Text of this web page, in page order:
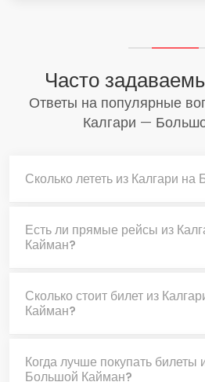
Часто
Ответы на популярные
Калгари —
Сколько лететь из Калгари
Есть ли прямые рейсы из
Кайман?
Сколько стоит билет из
Кайман?
Когда лучше покупать билеты
Большой Кайман?